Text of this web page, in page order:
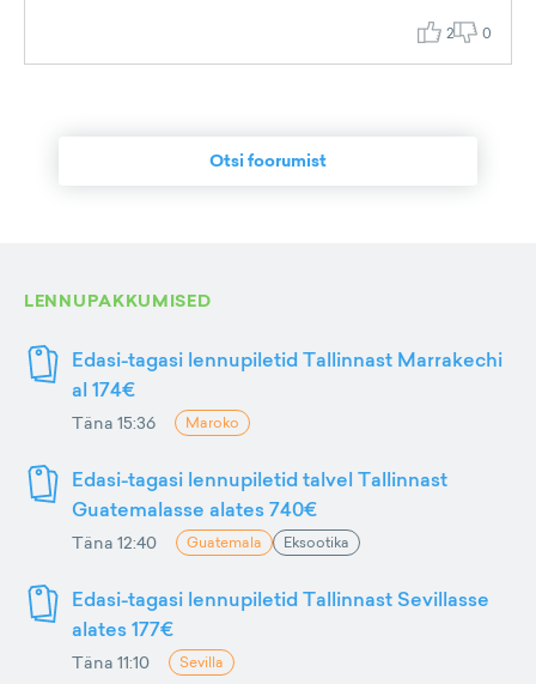
2 0
Otsi foorumist
LENNUPAKKUMISED
Edasi-tagasi lennupiletid Tallinnast Marrakechi
al 174€
Täna 15:36 Maroko
Edasi-tagasi lennupiletid talvel Tallinnast
Guatemalasse alates 740€
Täna 12:40 Guatemala Eksootika
Edasi-tagasi lennupiletid Tallinnast Sevillasse
alates 177€
Täna 11:10 Sevilla